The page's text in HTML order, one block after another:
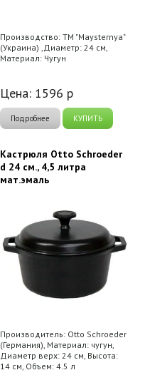
Производство: ТМ "Maysternya"
(Украина) ,Диаметр: 24 см,
Материал: Чугун
Цена: 1596 р
Подробнее КУПИТЬ
Кастрюля Otto Schroeder
d 24 см., 4,5 литра
мат.эмаль
Производитель: Otto Schroeder
(Германия), Материал: чугун,
Диаметр верх: 24 см, Высота:
14 см, Объем: 4.5 л